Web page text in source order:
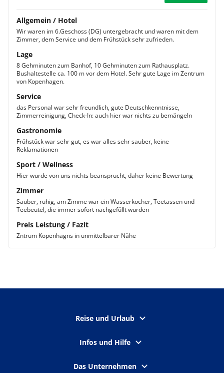
Allgemein / Hotel
Wir waren im 6.Geschoss (DG) untergebracht und waren mit dem
Zimmer, dem Service und dem Frühstück sehr zufrieden.
Lage
8 Gehminuten zum Banhof, 10 Gehminuten zum Rathausplatz.
Bushaltestelle ca. 100 m vor dem Hotel. Sehr gute Lage im Zentrum
von Kopenhagen.
Service
das Personal war sehr freundlich, gute Deutschkenntnisse,
Zimmerreinigung, Check-In: auch hier war nichts zu bemängeln
Gastronomie
Frühstück war sehr gut, es war alles sehr sauber, keine
Reklamationen
Sport / Wellness
Hier wurde von uns nichts beansprucht, daher keine Bewertung
Zimmer
Sauber, ruhig, am Zimme war ein Wasserkocher, Teetassen und
Teebeutel, die immer sofort nachgefüllt wurden
Preis Leistung / Fazit
Zntrum Kopenhagns in unmittelbarer Nähe
Reise und Urlaub
Infos und Hilfe
Das Unternehmen